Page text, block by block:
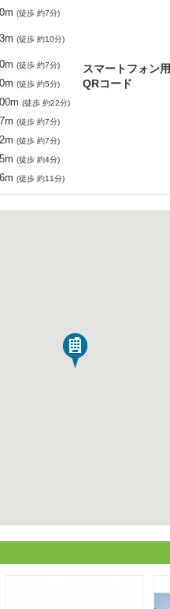
(徒歩 約7分)
(徒歩 約10分)
(徒歩 約7分)
(徒歩 約5分)
(徒歩 約22分)
(徒歩 約7分)
(徒歩 約7分)
(徒歩 約4分)
(徒歩 約11分)
スマートフォン用
QRコード